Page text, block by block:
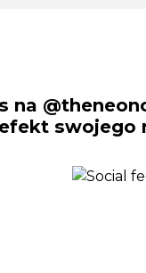
na
swojego